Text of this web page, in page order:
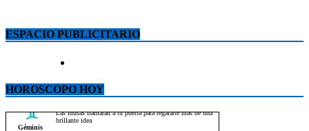
ESPACIO PUBLICITARIO
HOROSCOPO HOY